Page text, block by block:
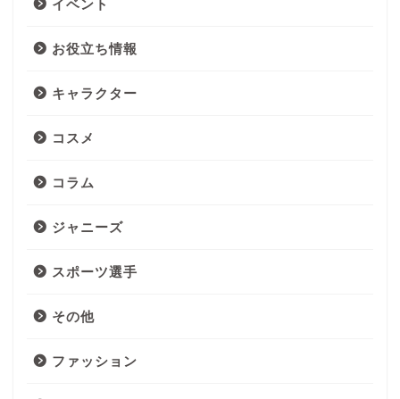
イベント
お役立ち情報
キャラクター
コスメ
コラム
ジャニーズ
スポーツ選手
その他
ファッション